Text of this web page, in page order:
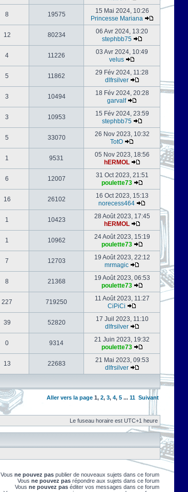
8 19575
15 Mai 2024, 10:26
Princesse Mariana
12 80234
06 Avr 2024, 13:20
stephbb75
4 11226
03 Avr 2024, 10:49
velus
5 11862
29 Fév 2024, 11:28
dlfrsilver
3 10494
18 Fév 2024, 20:28
garvalf
3 10953
15 Fév 2024, 23:59
stephbb75
5 33070
26 Nov 2023, 10:32
TotO
1 9531
05 Nov 2023, 18:56
hERMOL
6 12007
31 Oct 2023, 21:51
poulette73
16 26102
16 Oct 2023, 15:13
norecess464
1 10423
28 Août 2023, 17:45
hERMOL
1 10962
24 Août 2023, 15:19
poulette73
7 12703
19 Août 2023, 22:12
mrmagic
8 21368
19 Août 2023, 06:53
poulette73
227 719250
11 Août 2023, 11:27
CiPiCi
39 52820
17 Juil 2023, 11:10
dlfrsilver
0 9314
21 Juin 2023, 19:32
poulette73
13 22683
21 Mai 2023, 09:53
dlfrsilver
Aller vers la page 1, 2, 3, 4, 5 ... 11 Suivant
Le fuseau horaire est UTC+1 heure
Vous ne pouvez pas publier de nouveaux sujets dans ce forum
Vous ne pouvez pas répondre aux sujets dans ce forum
Vous ne pouvez pas éditer vos messages dans ce forum